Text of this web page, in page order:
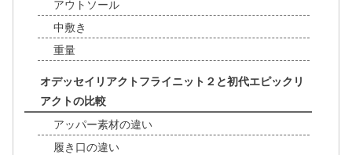
アウトソール
中敷き
重量
オデッセイリアクトフライニット２と初代エピックリ
アクトの比較
アッパー素材の違い
履き口の違い